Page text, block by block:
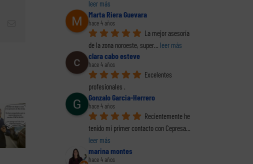
El fraude fiscal (2
de 2)
Los delitos fiscales
(1 de 2)
El perfil de los
emprendedores
leer más
Marta Riera Guevara
hace 4 años
La mejor asesoría
de la zona noroeste, super... leer más
clara cabo esteve
hace 4 años
Excelentes
profesionales .
Gonzalo Garcia-Herrero
hace 4 años
Recientemente he
tenido mi primer contacto con Cepresa
leer más
marina montes
hace 4 años